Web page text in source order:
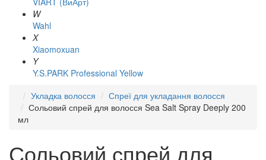
W
Wahl
X
Xiaomoxuan
Y
Y.S.PARK Professional Yellow
Укладка волосся
Спреї для укладання волосся
Сольовий спрей для волосся Sea Salt Spray Deeply 200
мл
Сольовий спрей для